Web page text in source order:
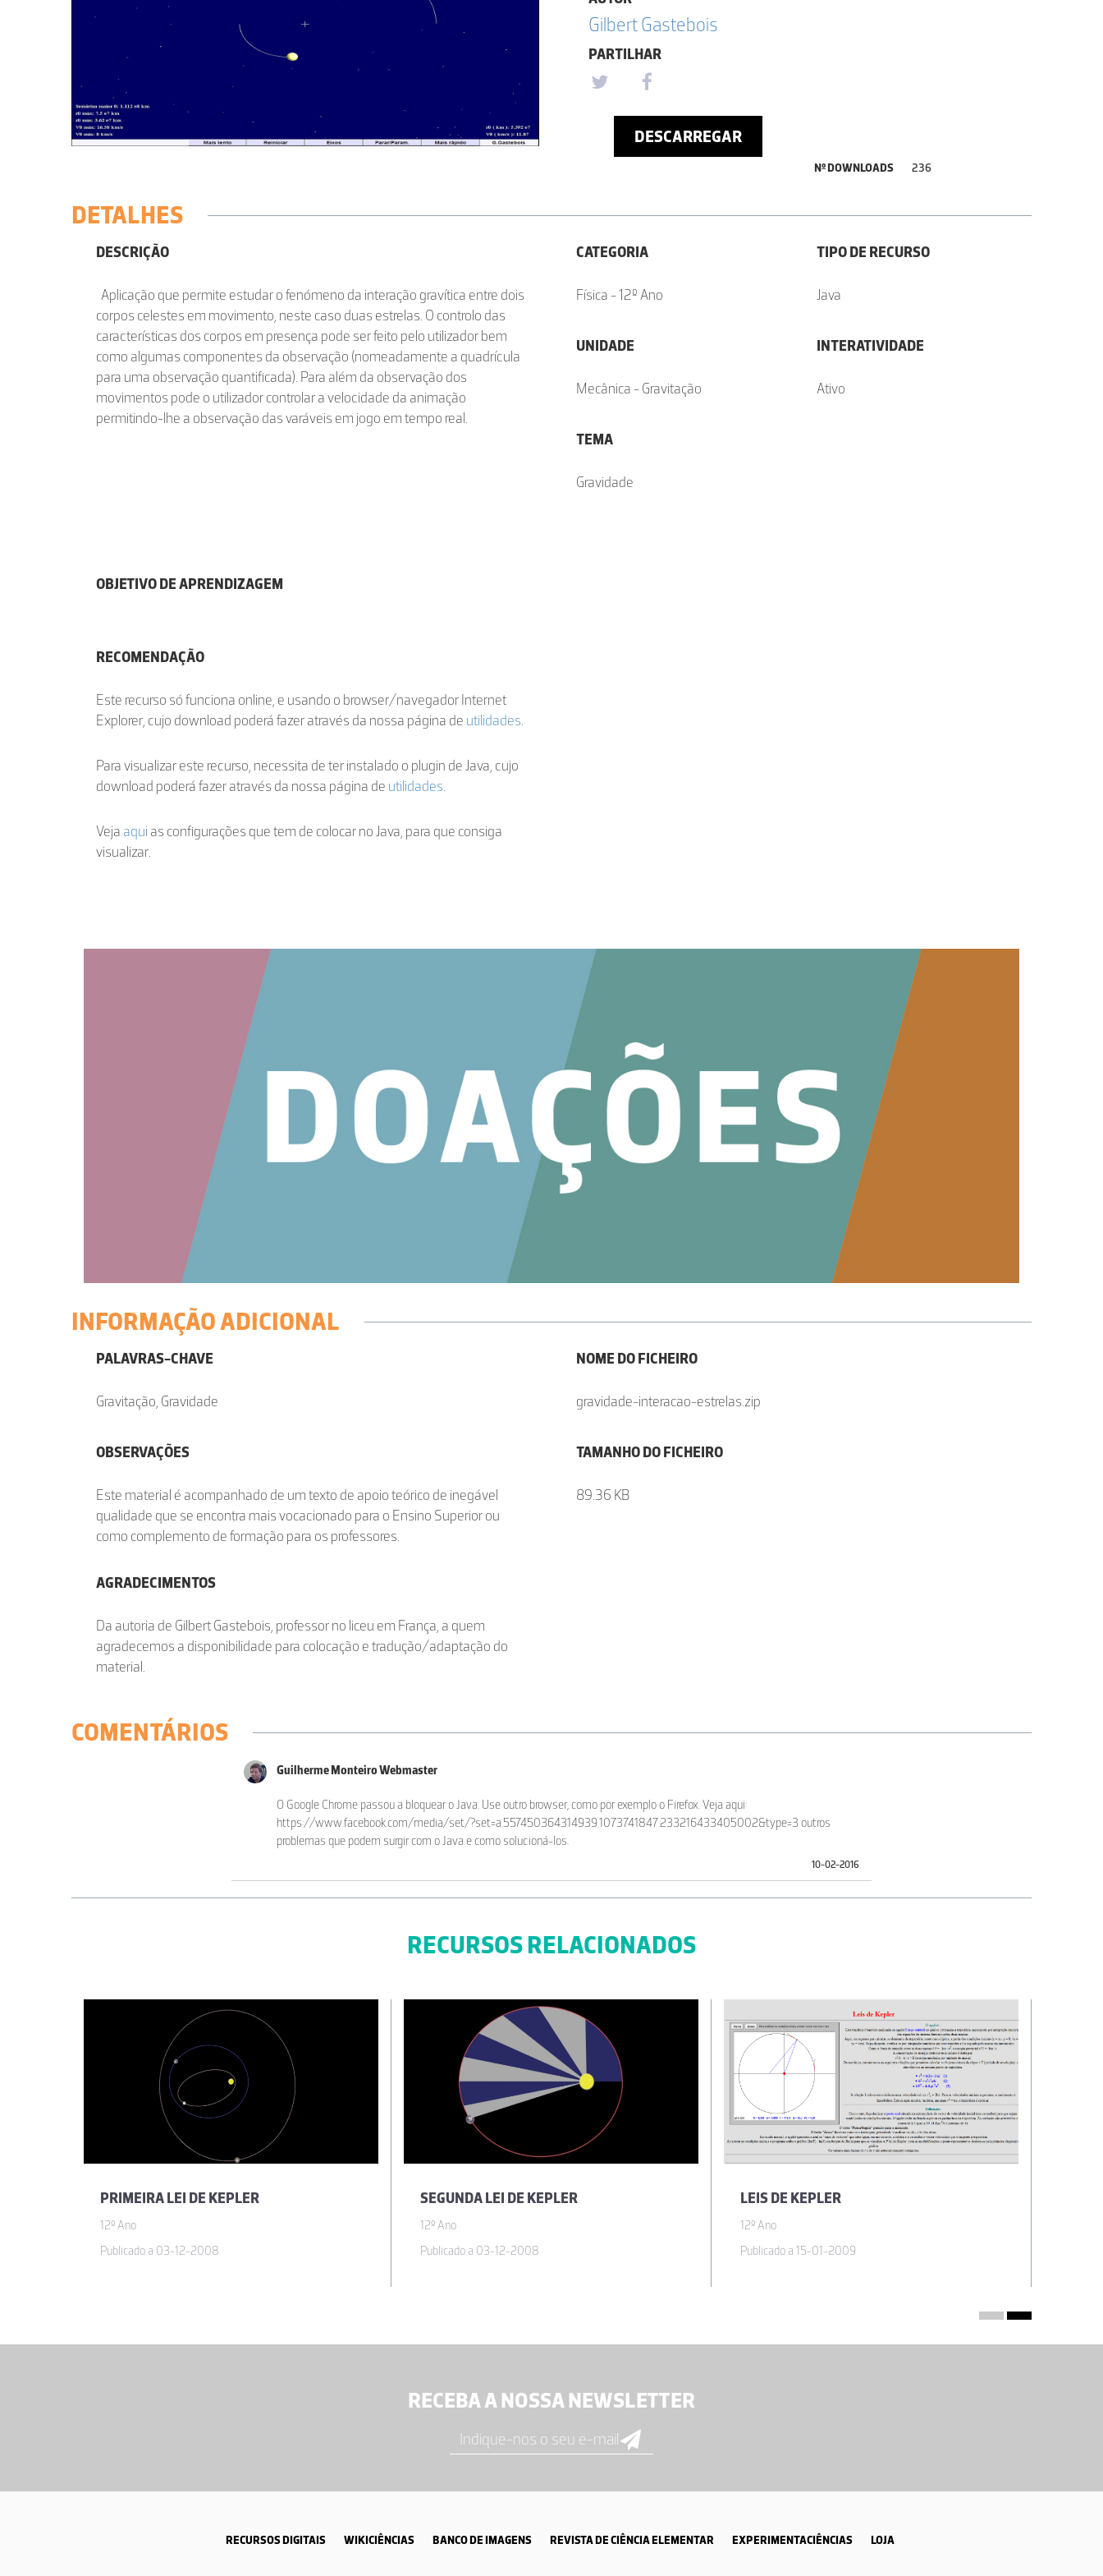
Gilbert Gastebois
PARTILHAR
DESCARREGAR
Nº DOWNLOADS 236
DETALHES
DESCRIÇÃO
Aplicação que permite estudar o fenómeno da interação gravítica entre dois
corpos celestes em movimento, neste caso duas estrelas. O controlo das
características dos corpos em presença pode ser feito pelo utilizador bem
como algumas componentes da observação (nomeadamente a quadrícula
para uma observação quantificada). Para além da observação dos
movimentos pode o utilizador controlar a velocidade da animação
permitindo-lhe a observação das varáveis em jogo em tempo real.
OBJETIVO DE APRENDIZAGEM
RECOMENDAÇÃO
Este recurso só funciona online, e usando o browser/navegador Internet
Explorer, cujo download poderá fazer através da nossa página de utilidades.
Para visualizar este recurso, necessita de ter instalado o plugin de Java, cujo
download poderá fazer através da nossa página de utilidades.
Veja aqui as configurações que tem de colocar no Java, para que consiga
visualizar.
CATEGORIA
Física - 12º Ano
UNIDADE
Mecânica - Gravitação
TEMA
Gravidade
TIPO DE RECURSO
Java
INTERATIVIDADE
Ativo
INFORMAÇÃO ADICIONAL
PALAVRAS-CHAVE
Gravitação, Gravidade
OBSERVAÇÕES
Este material é acompanhado de um texto de apoio teórico de inegável
qualidade que se encontra mais vocacionado para o Ensino Superior ou
como complemento de formação para os professores.
AGRADECIMENTOS
Da autoria de Gilbert Gastebois, professor no liceu em França, a quem
agradecemos a disponibilidade para colocação e tradução/adaptação do
material.
NOME DO FICHEIRO
gravidade-interacao-estrelas.zip
TAMANHO DO FICHEIRO
89.36 KB
COMENTÁRIOS
Guilherme Monteiro Webmaster
O Google Chrome passou a bloquear o Java. Use outro browser, como por exemplo o Firefox. Veja aqui:
https://www.facebook.com/media/set/?set=a.557450364314939.1073741847.233216433405002&type=3 outros
problemas que podem surgir com o Java e como solucioná-los.
10-02-2016
RECURSOS RELACIONADOS
PRIMEIRA LEI DE KEPLER
12º Ano
Publicado a 03-12-2008
SEGUNDA LEI DE KEPLER
12º Ano
Publicado a 03-12-2008
LEIS DE KEPLER
12º Ano
Publicado a 15-01-2009
RECEBA A NOSSA NEWSLETTER
RECURSOS DIGITAIS WIKICIÊNCIAS BANCO DE IMAGENS REVISTA DE CIÊNCIA ELEMENTAR EXPERIMENTACIÊNCIAS LOJA